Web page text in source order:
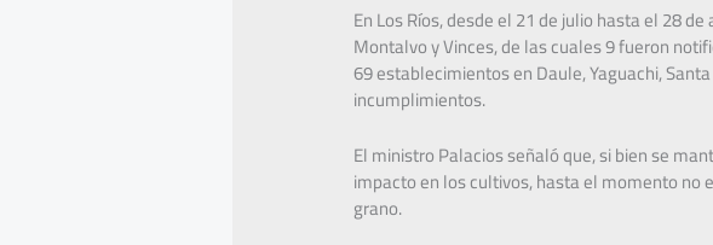
En Los Ríos, desde el 21 de julio hasta el 28
Montalvo y Vinces, de las cuales 9 fueron
69 establecimientos en Daule, Yaguachi,
incumplimientos.
El ministro Palacios señaló que, si bien se
impacto en los cultivos, hasta el momento
grano.